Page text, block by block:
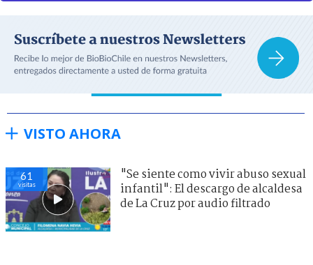
VISTO AHORA
61
visitas
"Se siente como vivir abuso sexual
infantil": El descargo de alcaldesa
de La Cruz por audio filtrado